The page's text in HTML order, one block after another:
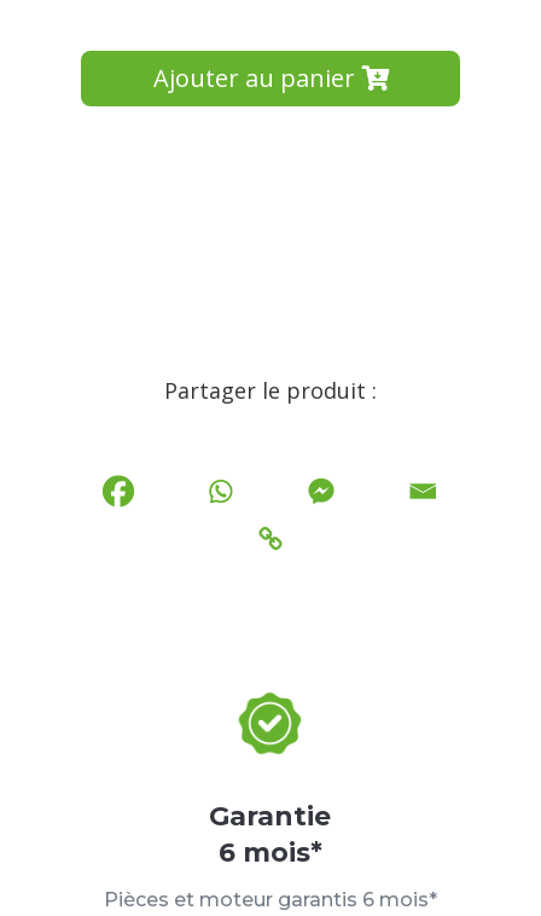
Ajouter au panier
Partager le produit :
Garantie
6 mois*
Pièces et moteur garantis 6 mois*